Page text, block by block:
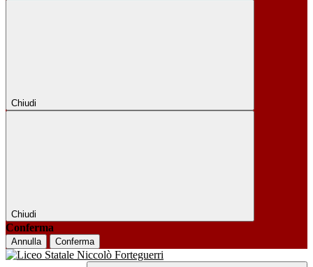
Chiudi
Chiudi
Conferma
Annulla Conferma